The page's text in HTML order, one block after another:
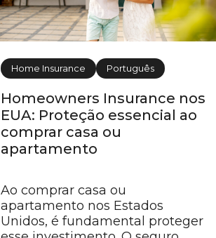
Home Insurance Português
Homeowners Insurance nos
EUA: Proteção essencial ao
comprar casa ou
apartamento
Ao comprar casa ou
apartamento nos Estados
Unidos, é fundamental proteger